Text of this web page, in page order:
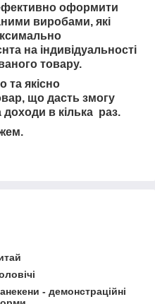
оформити
виробами, які
на індивідуальності
товару.
та якісно
що дасть змогу
доходи в кілька раз.
- демонстраційні